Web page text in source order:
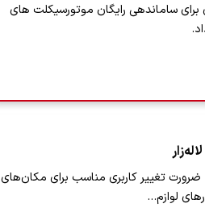
تدابیری برای ساماندهی رایگان موتورسیکلت های
ضرورت تغییر کاربری مناسب برای مکان‌های
لوازم…